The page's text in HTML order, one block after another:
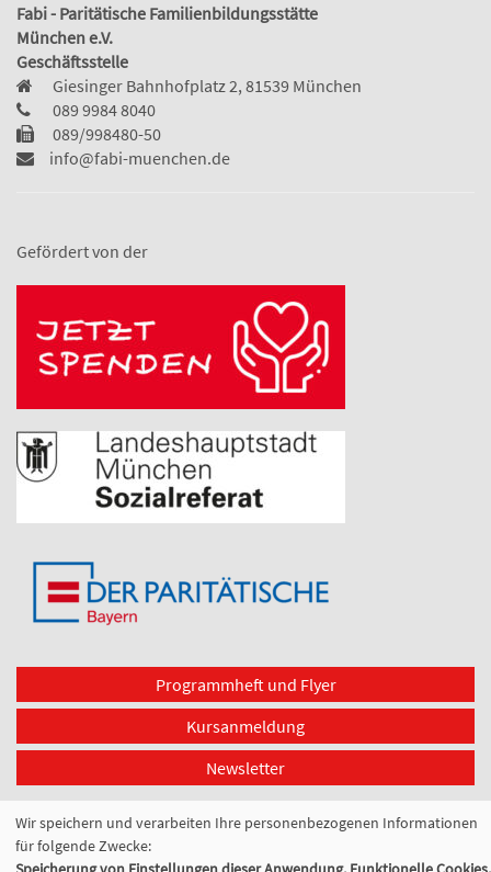
Fabi - Paritätische Familienbildungsstätte
München e.V.
Geschäftsstelle
Giesinger Bahnhofplatz 2, 81539 München
089 9984 8040
089/998480-50
info@fabi-muenchen.de
Gefördert von der
Programmheft und Flyer
Kursanmeldung
Newsletter
Wir speichern und verarbeiten Ihre personenbezogenen Informationen
für folgende Zwecke: